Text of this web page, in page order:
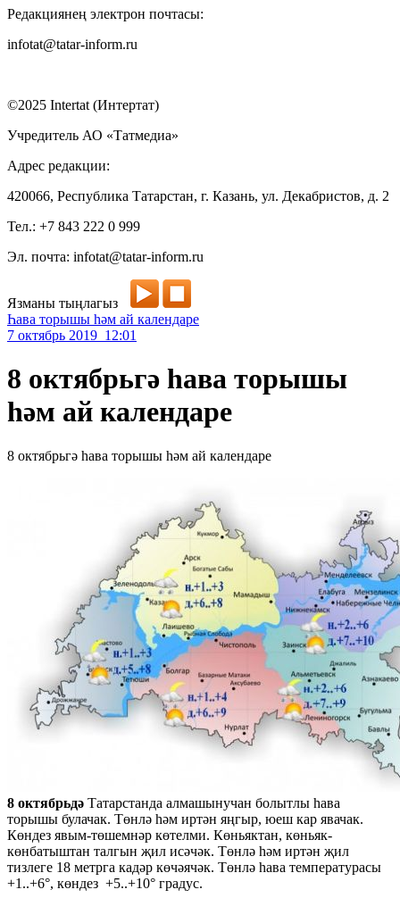
Редакциянең электрон почтасы:
infotat@tatar-inform.ru
©2025 Intertat (Интертат)
Учредитель АО «Татмедиа»
Адрес редакции:
420066, Республика Татарстан, г. Казань, ул. Декабристов, д. 2
Тел.: +7 843 222 0 999
Эл. почта: infotat@tatar-inform.ru
Язманы тыңлагыз
Һава торышы һәм ай календаре
7 октябрь 2019 12:01
8 октябрьгә һава торышы
һәм ай календаре
8 октябрьгә һава торышы һәм ай календаре
8 октябрьдә Татарстанда алмашынучан болытлы һава
торышы булачак. Төнлә һәм иртән яңгыр, юеш кар явачак.
Көндез явым-төшемнәр көтелми. Көньяктан, көньяк-
көнбатыштан талгын җил исәчәк. Төнлә һәм иртән җил
тизлеге 18 метрга кадәр көчәячәк. Төнлә һава температурасы
+1..+6°, көндез +5..+10° градус.